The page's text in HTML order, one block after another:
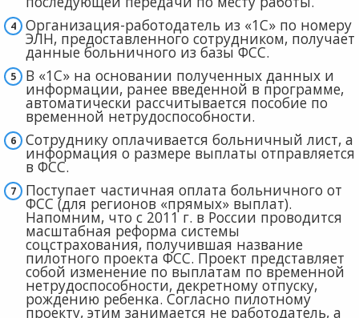
Организация-работодатель из «1С» по номеру
ЭЛН, предоставленного сотрудником, получает
данные больничного из базы ФСС.
В «1С» на основании полученных данных и
информации, ранее введенной в программе,
автоматически рассчитывается пособие по
временной нетрудоспособности.
Сотруднику оплачивается больничный лист, а
информация о размере выплаты отправляется
в ФСС.
Поступает частичная оплата больничного от
ФСС (для регионов «прямых» выплат).
Напомним, что с 2011 г. в России проводится
масштабная реформа системы
соцстрахования, получившая название
пилотного проекта ФСС. Проект представляет
собой изменение по выплатам по временной
нетрудоспособности, декретному отпуску,
рождению ребенка. Согласно пилотному
проекту, этим занимается не работодатель, а